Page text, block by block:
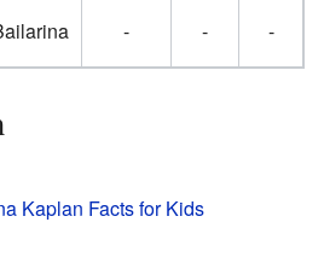
- - -
Kaplan Facts for Kids